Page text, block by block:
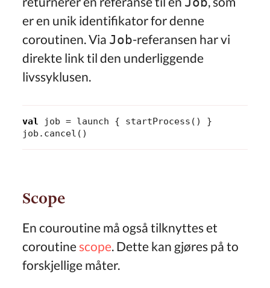
er en unik identifikator for denne
coroutinen. Via Job-referansen har vi
direkte link til den underliggende
livssyklusen.
val job = launch { startProcess ()
}
job . cancel ()
Scope
En couroutine må også tilknyttes et
coroutinescope. Dette kan gjøres på to
forskjellige måter.